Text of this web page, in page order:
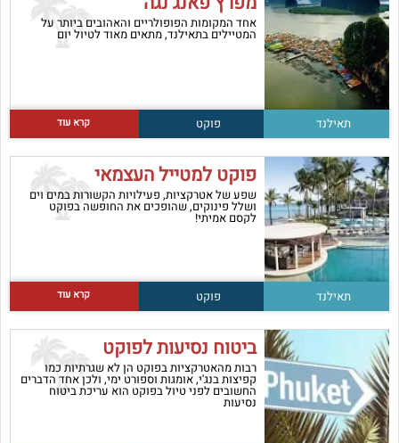
אחד המקומות הפופולריים והאהובים ביותר על
המטיילים בתאילנד, מתאים מאוד לטיול יום
תאילנד פוקט קרא עוד
פוקט למטייל העצמאי
שפע של אטרקציות, פעילויות הקשורות במים וים
ושלל פינוקים, שהופכים את החופשה בפוקט
לקסם אמיתי!
תאילנד פוקט קרא עוד
ביטוח נסיעות לפוקט
רבות מהאטרקציות בפוקט הן לא שגרתיות כמו
קפיצות בנג'י, אומגות וספורט ימי, ולכן אחד הדברים
החשובים לפני טיול בפוקט הוא עריכת ביטוח
נסיעות